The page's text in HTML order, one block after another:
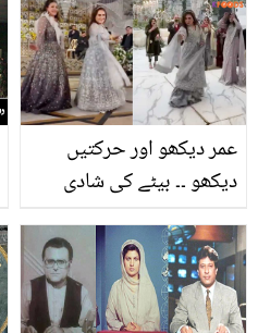
سے متعلق پائی جانے والی
غلط فہمیاں کون سی ہیں
جن کا دور ہونا ضروری ہے؟
عمر دیکھو اور حرکتیں
دیکھو ۔۔ بیٹے کی شادی
پر صارفین سیخ پا ہوگئے،
کیا کچھ کہہ دیا؟